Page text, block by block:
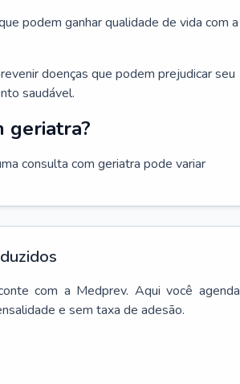
podem ganhar qualidade de vida com a
doenças que podem prejudicar seu
saudável.
geriatra?
consulta com geriatra pode variar
com a Medprev. Aqui você agenda
e sem taxa de adesão.